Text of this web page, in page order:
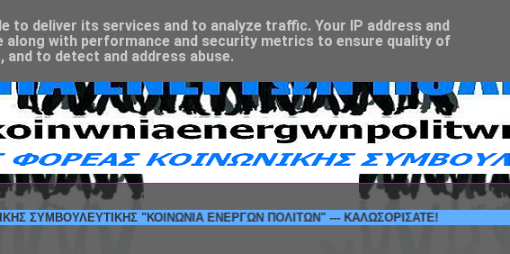
"ΚΟΙΝΩΝΙΑ ΕΝΕΡΓΩΝ ΠΟΛΙΤΩΝ" --- ΚΑΛΩΣΟΡΙΣΑΤΕ!
to deliver its services and to analyze traffic. Your IP address and
along with performance and security metrics to ensure quality of
to detect and address abuse.